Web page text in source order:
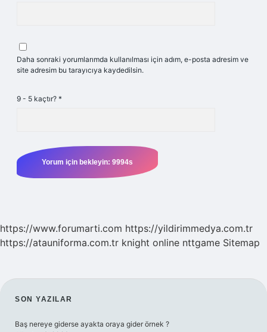
Daha sonraki yorumlarımda kullanılması için adım, e-posta adresim ve
site adresim bu tarayıcıya kaydedilsin.
9 - 5 kaçtır? *
https://www.forumarti.com https://yildirimmedya.com.tr
https://atauniforma.com.tr knight online nttgame Sitemap
SIDEBAR
SON YAZILAR
Baş nereye giderse ayakta oraya gider örnek ?